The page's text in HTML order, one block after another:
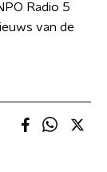
Radio 5
van de